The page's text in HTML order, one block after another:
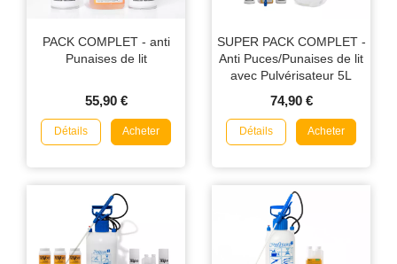
PACK COMPLET - anti
Punaises de lit
55,90 €
Détails Acheter
SUPER PACK COMPLET -
Anti Puces/Punaises de lit
avec Pulvérisateur 5L
74,90 €
Détails Acheter